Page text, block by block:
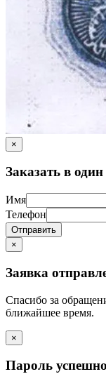
×
Заказать в
Имя
Телефон
Отправить
×
Заявка
Спасибо за
ближайшее время.
×
Пароль